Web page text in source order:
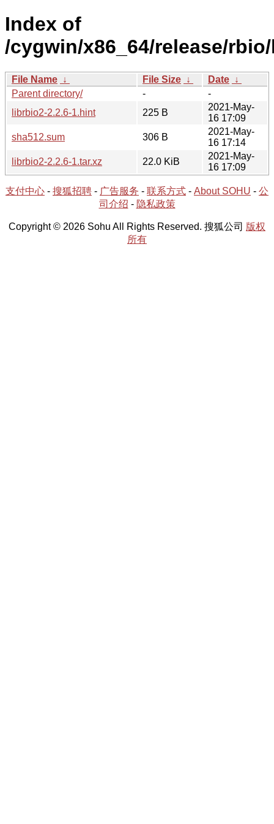
Index of
/cygwin/x86_64/release/
File Name ↓ File Size ↓ Date ↓
Parent directory/
-
-
librbio2-2.2.6-1.hint
225 B
2021-May-
16 17:09
sha512.sum
306 B
2021-May-
16 17:14
librbio2-2.2.6-1.tar.xz
22.0 KiB
2021-May-
16 17:09
支付中心 - 搜狐招聘 - 广告服务 - 联系方式 - About SOHU - 公
司介绍 - 隐私政策
Copyright © 2026 Sohu All Rights Reserved. 搜狐公司 版权
所有